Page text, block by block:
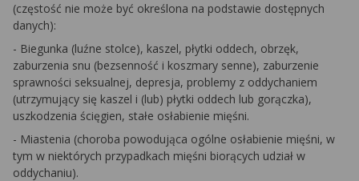
(częstość nie może być określona na podstawie dostępnych
danych):
- Biegunka (luźne stolce), kaszel, płytki oddech, obrzęk,
zaburzenia snu (bezsenność i koszmary senne), zaburzenie
sprawności seksualnej, depresja, problemy z oddychaniem
(utrzymujący się kaszel i (lub) płytki oddech lub gorączka),
uszkodzenia ścięgien, stałe osłabienie mięśni.
- Miastenia (choroba powodująca ogólne osłabienie mięśni, w
tym w niektórych przypadkach mięśni biorących udział w
oddychaniu).